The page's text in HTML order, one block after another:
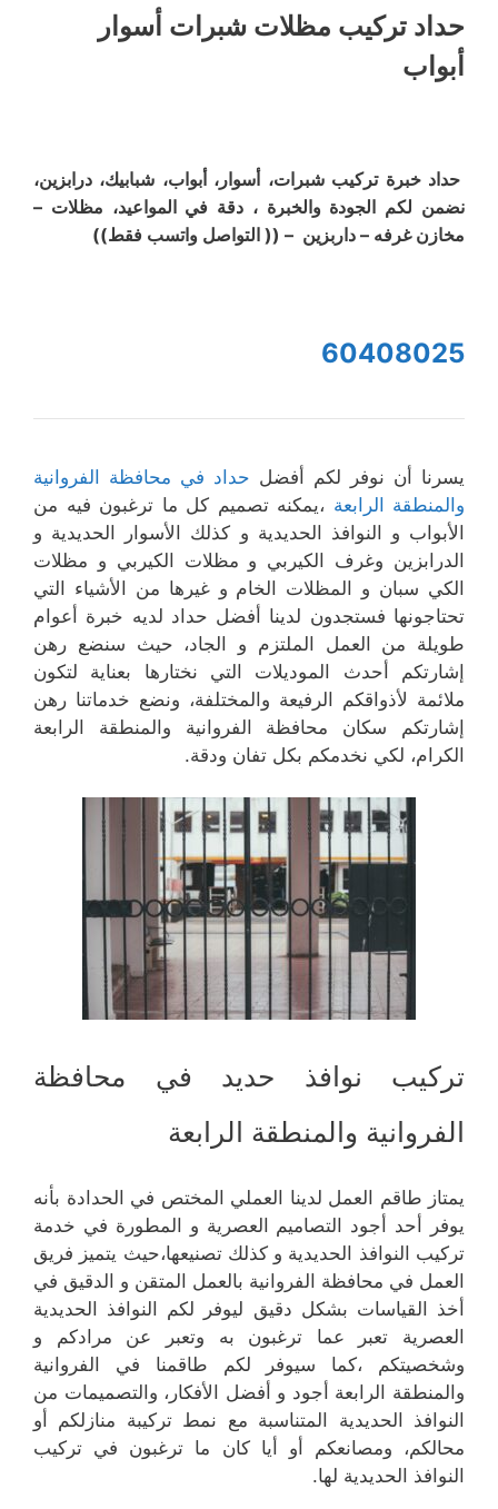
حداد تركيب مظلات شبرات أسوار
أبواب
حداد خبرة تركيب شبرات، أسوار، أبواب، شبابيك، درابزين،
نضمن لكم الجودة والخبرة ، دقة في المواعيد، مظلات –
مخازن غرفه – داربزين – (( التواصل واتسب فقط))
60408025
يسرنا أن نوفر لكم أفضل حداد في محافظة الفروانية
والمنطقة الرابعة ،يمكنه تصميم كل ما ترغبون فيه من
الأبواب و النوافذ الحديدية و كذلك الأسوار الحديدية و
الدرابزين وغرف الكيربي و مظلات الكيربي و مظلات
الكي سبان و المظلات الخام و غيرها من الأشياء التي
تحتاجونها فستجدون لدينا أفضل حداد لديه خبرة أعوام
طويلة من العمل الملتزم و الجاد، حيث سنضع رهن
إشارتكم أحدث الموديلات التي نختارها بعناية لتكون
ملائمة لأذواقكم الرفيعة والمختلفة، ونضع خدماتنا رهن
إشارتكم سكان محافظة الفروانية والمنطقة الرابعة
الكرام، لكي نخدمكم بكل تفان ودقة.
تركيب نوافذ حديد في محافظة
الفروانية والمنطقة الرابعة
يمتاز طاقم العمل لدينا العملي المختص في الحدادة بأنه
يوفر أحد أجود التصاميم العصرية و المطورة في خدمة
تركيب النوافذ الحديدية و كذلك تصنيعها،حيث يتميز فريق
العمل في محافظة الفروانية بالعمل المتقن و الدقيق في
أخذ القياسات بشكل دقيق ليوفر لكم النوافذ الحديدية
العصرية تعبر عما ترغبون به وتعبر عن مرادكم و
وشخصيتكم ،كما سيوفر لكم طاقمنا في الفروانية
والمنطقة الرابعة أجود و أفضل الأفكار، والتصميمات من
النوافذ الحديدية المتناسبة مع نمط تركيبة منازلكم أو
محالكم، ومصانعكم أو أيا كان ما ترغبون في تركيب
النوافذ الحديدية لها.